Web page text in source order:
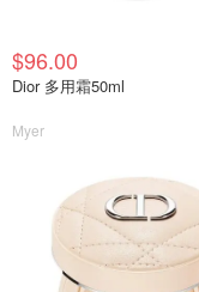
$96.00
Dior 多用霜50ml
Myer